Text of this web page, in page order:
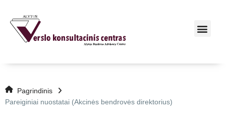
Pagrindinis
Pareiginiai nuostatai (Akcinės bendrovės direktorius)